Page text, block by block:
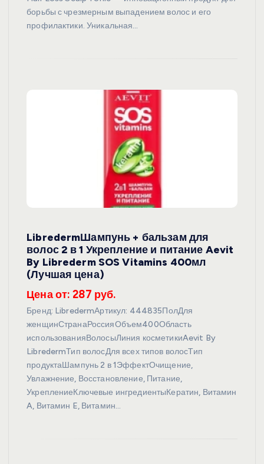
борьбы с чрезмерным выпадением волос и его
профилактики. Уникальная…
LibredermШампунь + бальзам для
волос 2 в 1 Укрепление и питание Aevit
By Librederm SOS Vitamins 400мл
(Лучшая цена)
Цена от: 287 руб.
Бренд: LibredermАртикул: 444835ПолДля
женщинСтранаРоссияОбъем400Область
использованияВолосыЛиния косметикиAevit By
LibredermТип волосДля всех типов волосТип
продуктаШампунь 2 в 1ЭффектОчищение,
Увлажнение, Восстановление, Питание,
УкреплениеКлючевые ингредиентыКератин, Витамин
A, Витамин E, Витамин…